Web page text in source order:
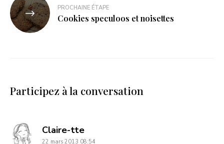
PROCHAINE ÉTAPE
Cookies speculoos et noisettes
Participez à la conversation
Claire-ttedit
22 mars 2013 08:54